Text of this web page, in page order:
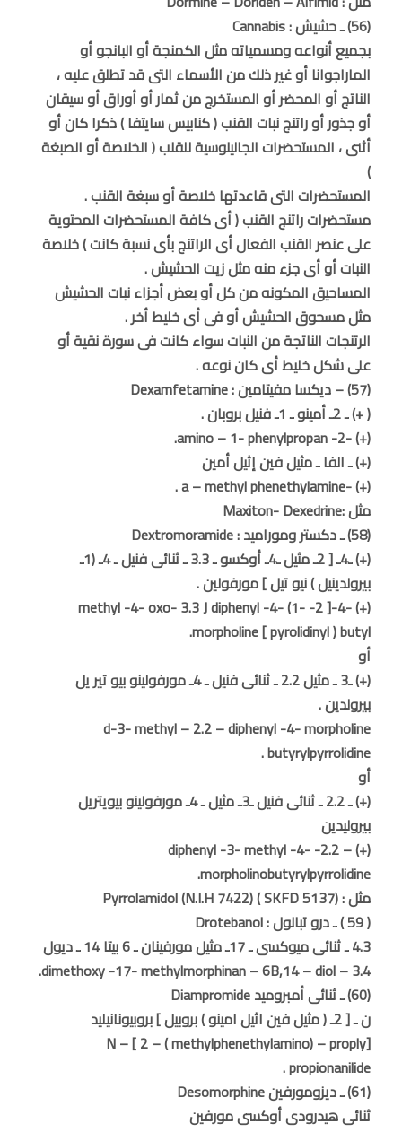
(56) ـ حشيش : Cannabis
بجميع أنواعه ومسمياته مثل الكمنجة أو البانجو أو
الماراجوانا أو غير ذلك من الأسماء التى قد تطلق عليه ،
الناتج أو المحضر أو المستخرج من ثمار أو أوراق أو سيقان
أو جذور أو راتنج نبات القنب ( كنابيس سايتفا ) ذكرا كان أو
أثنى ، المستحضرات الجالينوسية للقنب ( الخلاصة أو الصبغة
)
المستحضرات التى قاعدتها خلاصة أو سبغة القنب .
مستحضرات راتنج القنب ( أى كافة المستحضرات المحتوية
على عنصر القنب الفعال أى الراتنج بأى نسبة كانت ) خلاصة
النبات أو أى جزء منه مثل زيت الحشيش .
المساحيق المكونه من كل أو بعض أجزاء نبات الحشيش
مثل مسحوق الحشيش أو فى أى خليط أخر .
الرتنجات الناتجة من النبات سواء كانت فى سورة نقية أو
على شكل خليط أى كان نوعه .
(57) – ديكسا مفيتامين : Dexamfetamine
( +) ـ 2ـ أمينو ـ 1ـ فنيل بروبان .
(+) -2- amino – 1- phenylpropan.
(+) ـ الفا ـ مثيل فين إثيل أمين
(+) -a – methyl phenethylamine .
مثل :Maxiton- Dexedrine
(58) ـ دكستر وموراميد : Dextromoramide
(+) ـ4ـ [ 2ـ مثيل ـ4ـ أوكسو ـ 3.3 ـ ثنائى فنيل ـ 4ـ (1ـ
بيرولدينيل ) نيو تيل ] مورفولين .
(+) -4-[ 2- methyl -4- oxo- 3.3 J diphenyl -4- (1-
pyrolidinyl ) butyl ] morpholine.
أو
(+) ـ3 ـ مثيل 2.2 ـ ثنائى فنيل ـ 4ـ مورفولينو بيو تير يل
بيرولدين .
d-3- methyl – 2.2 – diphenyl -4- morpholine
butyrylpyrrolidine .
أو
(+) ـ 2.2 ـ ثنائى فنيل ـ3ـ مثيل ـ 4ـ مورفولينو بيويتريل
بيروليدين
(+) – 2.2- diphenyl -3- methyl -4-
morpholinobutyrylpyrrolidine.
مثل : Pyrrolamidol (N.I.H 7422) ( SKFD 5137)
( 59 ) ـ درو تبانول : Drotebanol
4.3 ـ ثنائى ميوكسى ـ 17ـ مثيل مورفينان ـ 6 بيتا 14 ـ ديول
3.4 – dimethoxy -17- methylmorphinan – 6B,14 – diol.
(60) ـ ثنائى أمبروميد Diampromide
ن ـ [ 2ـ ( مثيل فين اثيل امينو ) بروبيل ] بروبيونانيليد
N – [ 2 – ( methylphenethylamino) – proply]
propionanilide .
(61) ـ ديزومورفين Desomorphine
ثنائى هيدرودى أوكسى مورفين